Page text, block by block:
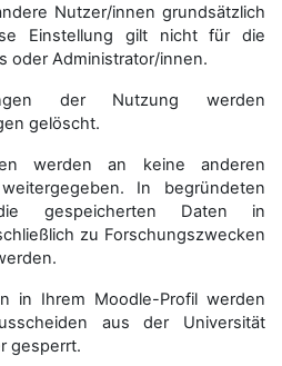
Nutzer/innen grundsätzlich
Einstellung gilt nicht für die
oder Administrator/innen.
der Nutzung werden
gelöscht.
werden an keine anderen
In begründeten
gespeicherten Daten in
zu Forschungszwecken
in Ihrem Moodle-Profil werden
aus der Universität
gesperrt.